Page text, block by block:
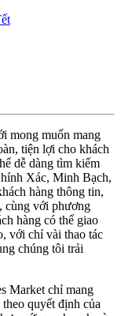
mong muốn mang
tiện lợi cho khách
dễ dàng tìm kiếm
Xác, Minh Bạch,
hàng thông tin,
cùng với phương
hàng có thể giao
với chỉ vài thao tác
chúng tôi trải
Market chỉ mang
quyết định của